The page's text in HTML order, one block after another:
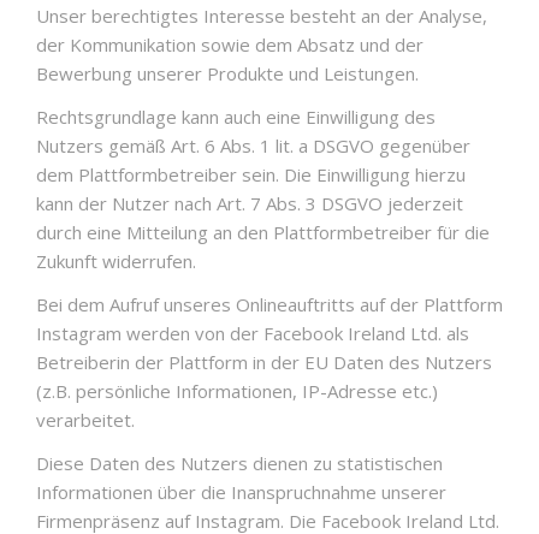
Unser berechtigtes Interesse besteht an der Analyse,
der Kommunikation sowie dem Absatz und der
Bewerbung unserer Produkte und Leistungen.
Rechtsgrundlage kann auch eine Einwilligung des
Nutzers gemäß Art. 6 Abs. 1 lit. a DSGVO gegenüber
dem Plattformbetreiber sein. Die Einwilligung hierzu
kann der Nutzer nach Art. 7 Abs. 3 DSGVO jederzeit
durch eine Mitteilung an den Plattformbetreiber für die
Zukunft widerrufen.
Bei dem Aufruf unseres Onlineauftritts auf der Plattform
Instagram werden von der Facebook Ireland Ltd. als
Betreiberin der Plattform in der EU Daten des Nutzers
(z.B. persönliche Informationen, IP-Adresse etc.)
verarbeitet.
Diese Daten des Nutzers dienen zu statistischen
Informationen über die Inanspruchnahme unserer
Firmenpräsenz auf Instagram. Die Facebook Ireland Ltd.